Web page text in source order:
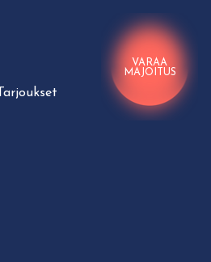
VARAA
MAJOITUS
Tarjoukset